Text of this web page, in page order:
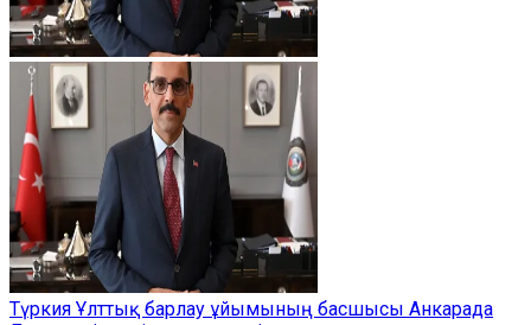
Түркия Ұлттық барлау ұйымының басшысы Анкарада